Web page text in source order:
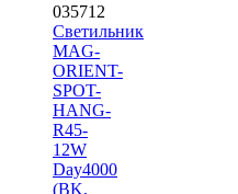
035712
Светильник
MAG-
ORIENT-
SPOT-
HANG-
R45-
12W
Day4000
(BK,